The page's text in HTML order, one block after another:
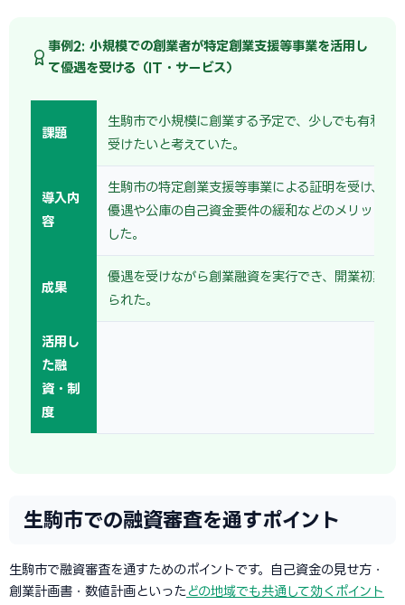
事例2: 小規模での創業者が特定創業支援等事業を活用し
て優遇を受ける（IT・サービス）
課題
生駒市で小規模に創業する予定で、少しでも有利な
受けたいと考えていた。
導入内
容
生駒市の特定創業支援等事業による証明を受け、保
優遇や公庫の自己資金要件の緩和などのメリットを
した。
成果
優遇を受けながら創業融資を実行でき、開業初期の
られた。
活用し
た融
資・制
度
生駒市での融資審査を通すポイント
生駒市で融資審査を通すためのポイントです。自己資金の見せ方・
創業計画書・数値計画といった どの地域でも共通して効くポイント